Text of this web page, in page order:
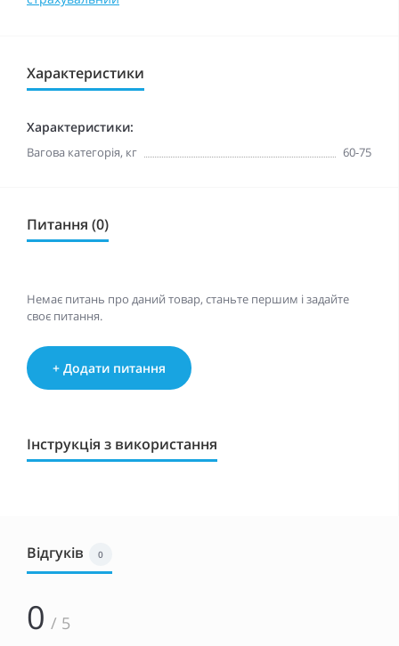
Характеристики
Характеристики:
Вагова категорія, кг 60-75
Питання (0)
Немає питань про даний товар, станьте першим і задайте
своє питання.
+ Додати питання
Інструкція з використання
Відгуків 0
0 / 5